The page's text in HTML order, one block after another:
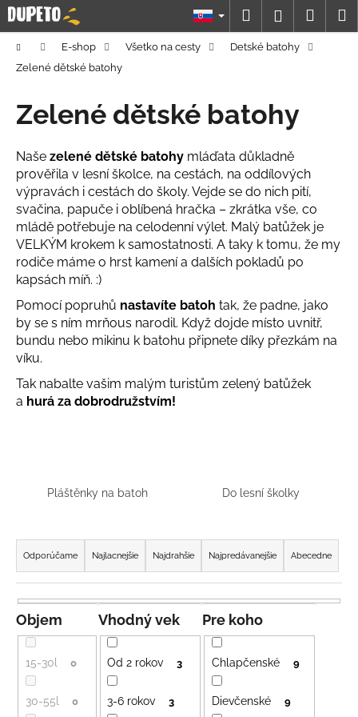
Prejsť
na
obsah
Hľadať
DomovE-shop Všetko na cesty
Detské batohy
Zelené dětské batohy
Zelené dětské batohy
Naše zelené dětské batohy mláďata důkladně
prověřila v lesní školce, na cestách, na oddílových
výpravách i cestách do školy. Vejde se do nich pití,
svačina, papuče i oblíbená hračka – zkrátka vše, co
mládě potřebuje na celodenní výlet. Malý batůžek je
VELKÝM krokem k samostatnosti. A taky k tomu, že my
rodiče máme o hrst kamení a dalších pokladů po
kapsách míň. :)
Pomocí popruhů nastavíte batoh tak, že padne, jako
by se s ním mrňous narodil. Když dojde místo uvnitř,
bundu nebo mikinu k batohu připnete díky přezkám na
víku.
Tak nabalte vašim malým turistům zelený batůžek
a hurá za dobrodružstvím!
Pláštěnky na batoh Do lesní školky
R
a
d
e
n
i
e
p
Odporúčame Najlacnejšie Najdrahšie Najpredávanejšie Abecedne
Objem
15-30l 0
30-55l 0
Pre koho
Chlapčenské 9
Dievčenské 9
Vhodný vek
Od 2 rokov 3
3-6 rokov 3
K
o
o
p
o
t
r
e
b
u
j
e
t
e
n
á
j
HĽADAŤ
O
d
p